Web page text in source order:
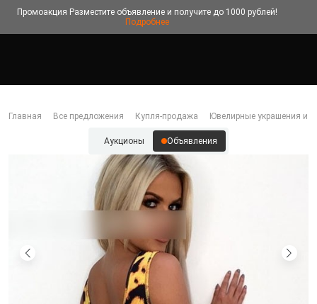
Промоакция Разместите объявление и получите до 1000 рублей!
Подробнее
Главная Все предложения Купля-продажа Ювелирные украшения и
Аукционы Объявления